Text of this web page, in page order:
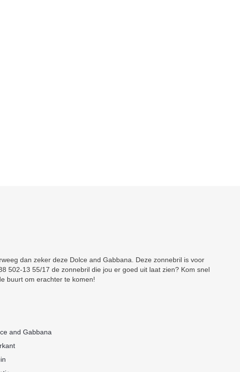
dan zeker deze Dolce and Gabbana. Deze zonnebril is voor
502-13 55/17 de zonnebril die jou er goed uit laat zien? Kom snel
buurt om erachter te komen!
and Gabbana